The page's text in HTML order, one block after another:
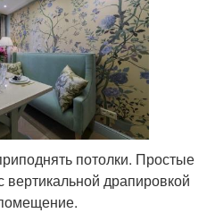
потолки. Простые
вертикальной драпировкой